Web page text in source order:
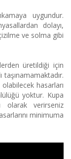
uygundur.
dolayı,
ve solma gibi
üretildiği için
hasarları
yoktur. Kupa
olarak verirseniz
minimuma